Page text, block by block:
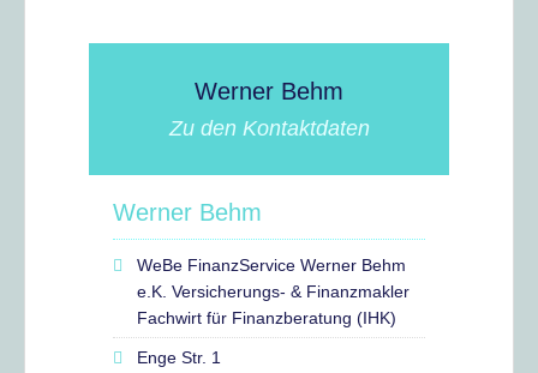
Werner Behm
Zu den Kontaktdaten
Werner Behm
WeBe FinanzService Werner Behm
e.K. Versicherungs- & Finanzmakler
Fachwirt für Finanzberatung (IHK)
Enge Str. 1